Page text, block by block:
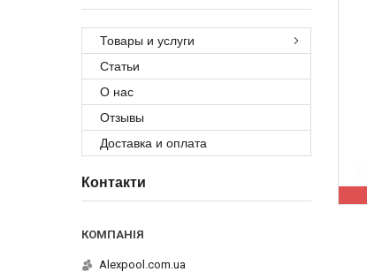
Товары и услуги
Статьи
О нас
Отзывы
Доставка и оплата
Контакти
Alexpool.com.ua